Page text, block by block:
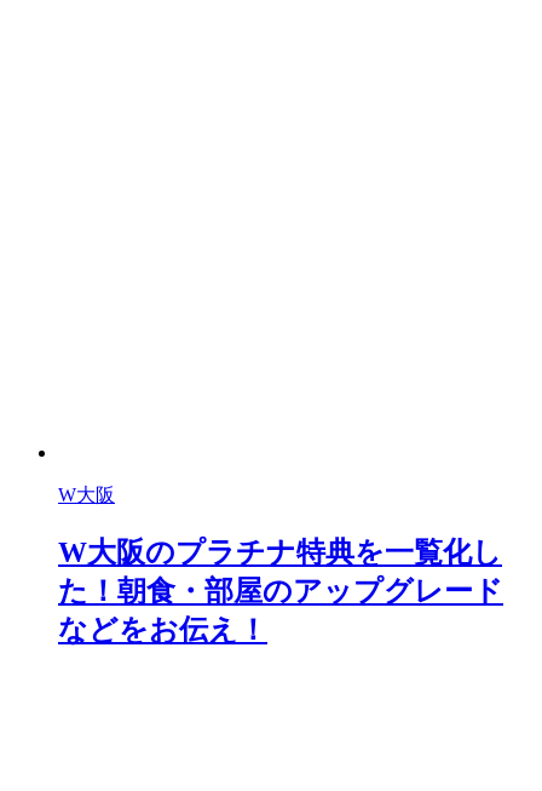
W大阪
W大阪のプラチナ特典を一覧化し
た！朝食・部屋のアップグレード
などをお伝え！